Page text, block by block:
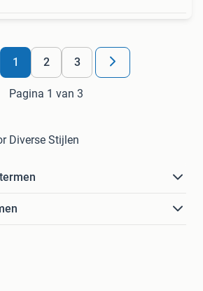
1 2 3
Pagina 1 van 3
Diverse Stijlen